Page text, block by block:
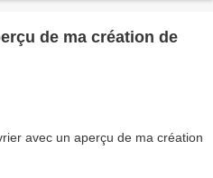
de ma création de